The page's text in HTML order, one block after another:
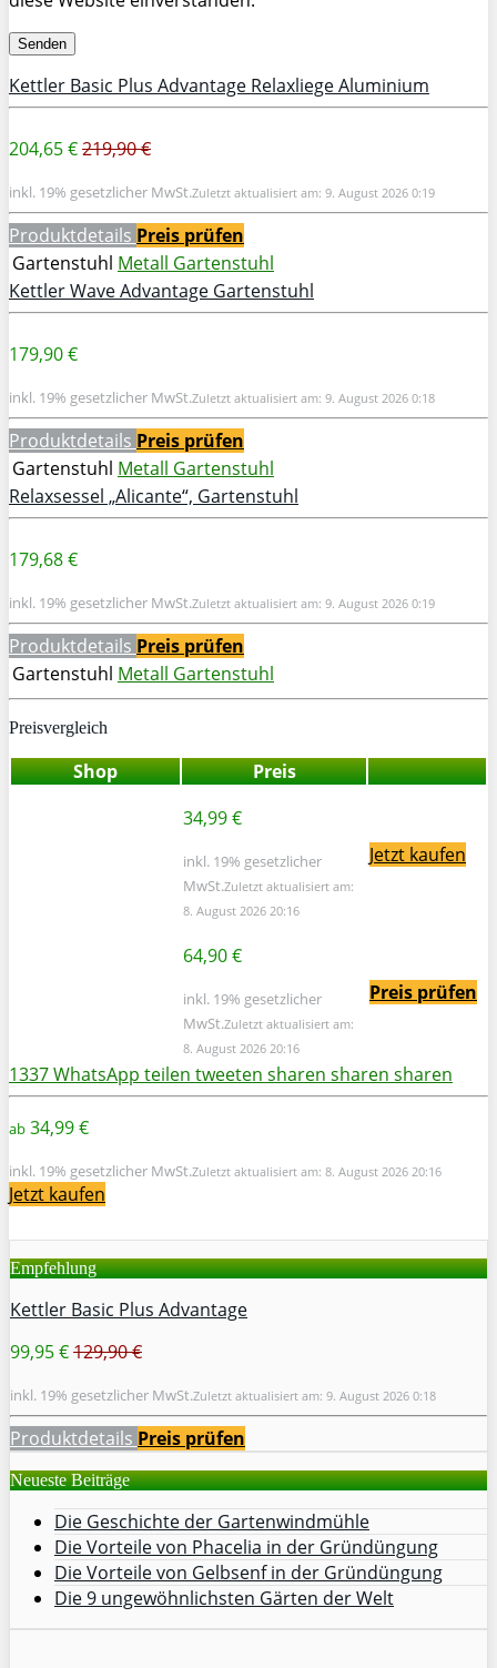
Kettler Basic Plus Advantage Relaxliege Aluminium
204,65 €219,90 €
inkl. 19% gesetzlicher MwSt.Zuletzt aktualisiert am: 9. August 2026 0:19
Produktdetails Preis prüfen
Gartenstuhl Metall Gartenstuhl
Kettler Wave Advantage Gartenstuhl
179,90 €
inkl. 19% gesetzlicher MwSt.Zuletzt aktualisiert am: 9. August 2026 0:18
Produktdetails Preis prüfen
Gartenstuhl Metall Gartenstuhl
Relaxsessel „Alicante“, Gartenstuhl
179,68 €
inkl. 19% gesetzlicher MwSt.Zuletzt aktualisiert am: 9. August 2026 0:19
Produktdetails Preis prüfen
Gartenstuhl Metall Gartenstuhl
Preisvergleich
Shop
Preis
34,99 €
inkl. 19% gesetzlicher
MwSt.Zuletzt aktualisiert am:
8. August 2026 20:16
Jetzt kaufen
64,90 €
inkl. 19% gesetzlicher
MwSt.Zuletzt aktualisiert am:
8. August 2026 20:16
Preis prüfen
1337WhatsApp teilen tweeten sharen sharen sharen
ab 34,99 €
inkl. 19% gesetzlicher MwSt.Zuletzt aktualisiert am: 8. August 2026 20:16
Jetzt kaufen
Empfehlung
Kettler Basic Plus Advantage
99,95 €129,90 €
inkl. 19% gesetzlicher MwSt.Zuletzt aktualisiert am: 9. August 2026 0:18
Produktdetails Preis prüfen
Neueste Beiträge
Die Geschichte der Gartenwindmühle
Die Vorteile von Phacelia in der Gründüngung
Die Vorteile von Gelbsenf in der Gründüngung
Die 9 ungewöhnlichsten Gärten der Welt